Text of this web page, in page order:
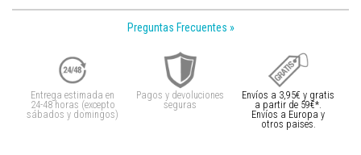
Preguntas Frecuentes »
Entrega estimada en
24-48 horas (excepto
sábados y domingos)
Pagos y devoluciones
seguras
Envíos a 3,95€ y gratis
a partir de 59€*.
Envíos a Europa y
otros paises.